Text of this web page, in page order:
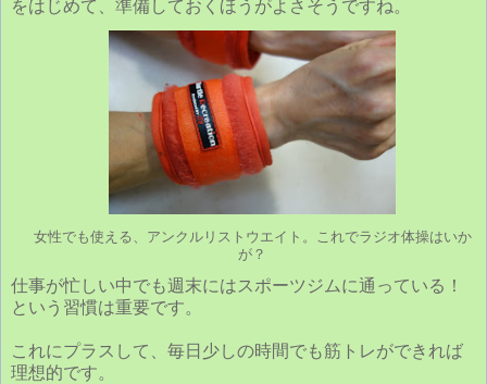
をはじめて、準備しておくほうがよさそうですね。
女性でも使える、アンクルリストウエイト。これでラジオ体操はいか
が？
仕事が忙しい中でも週末にはスポーツジムに通っている！
という習慣は重要です。
これにプラスして、毎日少しの時間でも筋トレができれば
理想的です。